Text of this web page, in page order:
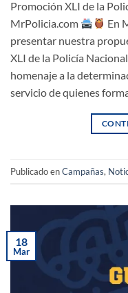
Promoción XLI de la
MrPolicia.com
En
presentar nuestra
XLI de la Policía
homenaje a la
servicio de quienes
Publicado enCampañas,
18
Mar